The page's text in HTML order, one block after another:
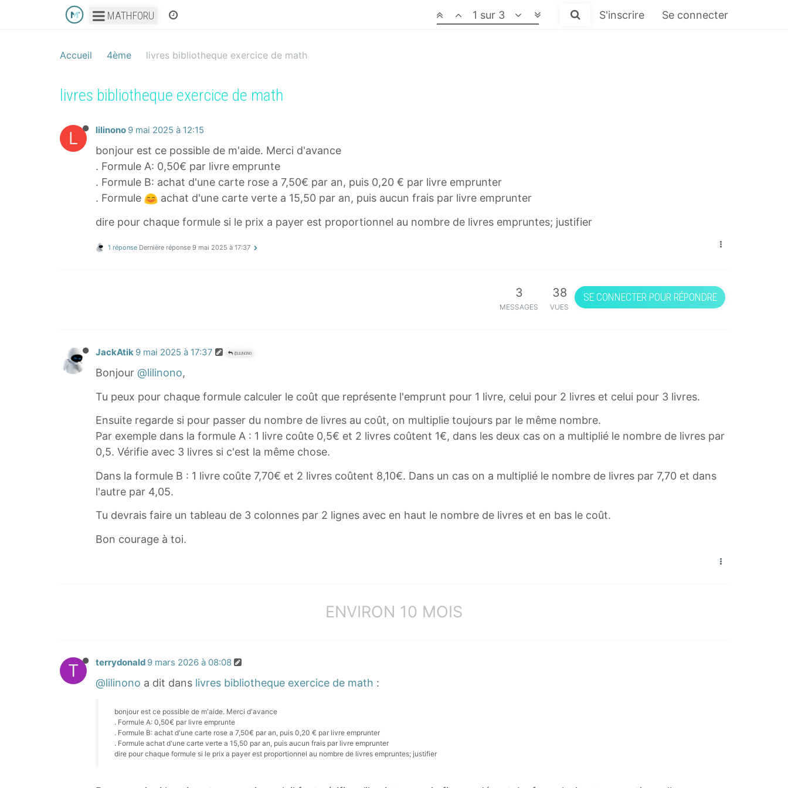
MATHFORU S'inscrire Se connecter
1 sur 3
Accueil 4ème livres bibliotheque exercice de math
livres bibliotheque exercice de math
L lilinono 9 mai 2025 à 12:15
bonjour est ce possible de m'aide. Merci d'avance
. Formule A: 0,50€ par livre emprunte
. Formule B: achat d'une carte rose a 7,50€ par an, puis 0,20 € par livre emprunter
. Formule
achat d'une carte verte a 15,50 par an, puis aucun frais par livre emprunter
dire pour chaque formule si le prix a payer est proportionnel au nombre de livres empruntes; justifier
1 réponse Dernière réponse 9 mai 2025 à 17:37
3
MESSAGES
38
VUES
SE CONNECTER POUR RÉPONDRE
JackAtik 9 mai 2025 à 17:37 @LILINONO
Bonjour @lilinono,
Tu peux pour chaque formule calculer le coût que représente l'emprunt pour 1 livre, celui pour 2 livres et celui pour 3 livres.
Ensuite regarde si pour passer du nombre de livres au coût, on multiplie toujours par le même nombre.
Par exemple dans la formule A : 1 livre coûte 0,5€ et 2 livres coûtent 1€, dans les deux cas on a multiplié le nombre de livres par
0,5. Vérifie avec 3 livres si c'est la même chose.
Dans la formule B : 1 livre coûte 7,70€ et 2 livres coûtent 8,10€. Dans un cas on a multiplié le nombre de livres par 7,70 et dans
l'autre par 4,05.
Tu devrais faire un tableau de 3 colonnes par 2 lignes avec en haut le nombre de livres et en bas le coût.
Bon courage à toi.
ENVIRON 10 MOIS
T terrydonald 9 mars 2026 à 08:08
@lilinono a dit dans livres bibliotheque exercice de math :
bonjour est ce possible de m'aide. Merci d'avance
. Formule A: 0,50€ par livre emprunte
. Formule B: achat d'une carte rose a 7,50€ par an, puis 0,20 € par livre emprunter
. Formule achat d'une carte verte a 15,50 par an, puis aucun frais par livre emprunter
dire pour chaque formule si le prix a payer est proportionnel au nombre de livres empruntes; justifier